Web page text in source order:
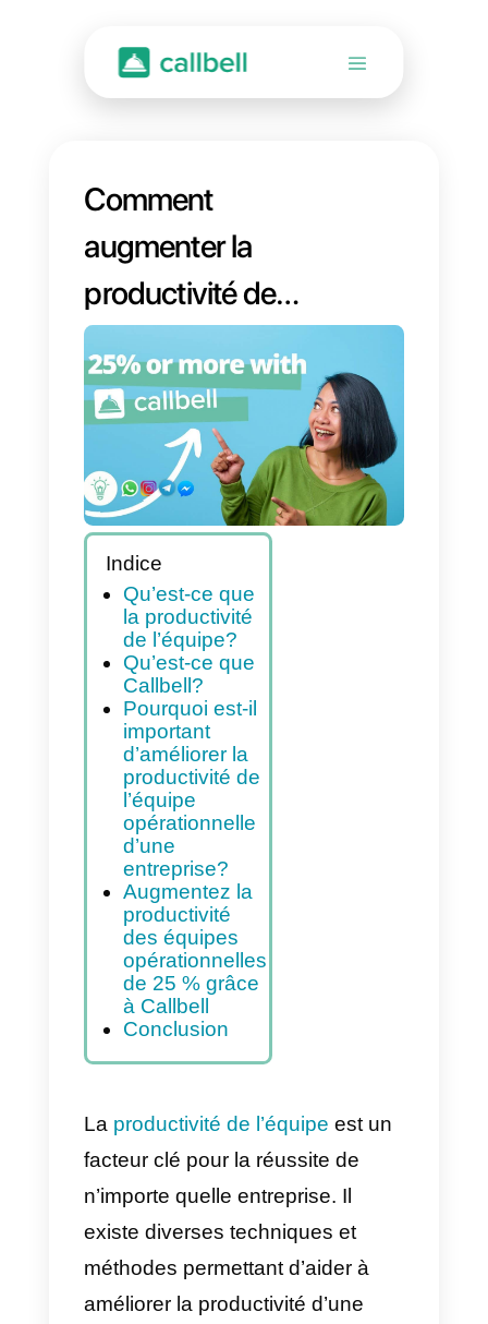
Comment
augmenter la
productivité de
l’équipe des
opérations de 25 %
avec Callbell
Indice
Qu’est-ce que
la productivité
de l’équipe?
Qu’est-ce que
Callbell?
Pourquoi est-il
important
d’améliorer la
productivité de
l’équipe
opérationnelle
d’une
entreprise?
productivité
des équipes
opérationnelles
de 25 % grâce
à Callbell
Conclusion